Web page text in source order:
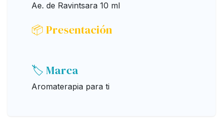
Ae. de Ravintsara 10 ml
📦 Presentación
🏷️ Marca
Aromaterapia para ti